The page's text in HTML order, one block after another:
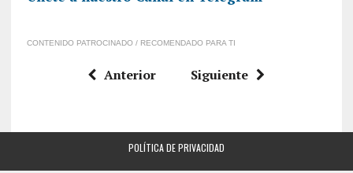
CONTENIDO PATROCINADO / RECOMENDADO PARA TI
Anterior Siguiente
POLÍTICA DE PRIVACIDAD